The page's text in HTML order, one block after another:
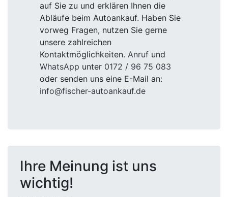
auf Sie zu und erklären Ihnen die
Abläufe beim Autoankauf. Haben Sie
vorweg Fragen, nutzen Sie gerne
unsere zahlreichen
Kontaktmöglichkeiten. Anruf und
WhatsApp unter 0172 / 96 75 083
oder senden uns eine E-Mail an:
info@fischer-autoankauf.de
Ihre Meinung ist uns
wichtig!